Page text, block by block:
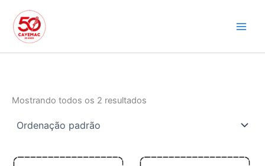
para
Mostrando todos os 2 resultados